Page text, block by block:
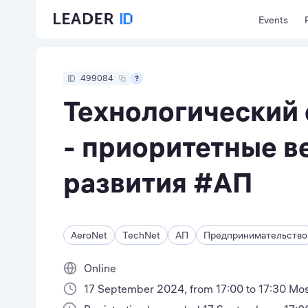
Events
499084
- приоритетные
развития #АП
AeroNet TechNet АП Предпринимательство
Online
17 September 2024, from 17:00 to 17:30